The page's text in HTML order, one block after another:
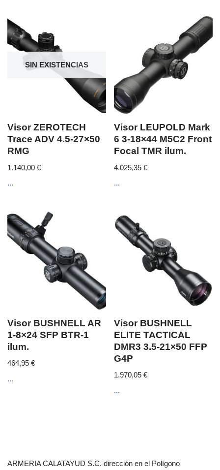
SIN EXISTENCIAS
Visor ZEROTECH
Trace ADV 4.5-27×50
RMG
1.140,00 €
...
Visor LEUPOLD Mark
6 3-18×44 M5C2 Front
Focal TMR ilum.
4.025,35€
...
Visor BUSHNELL AR
1-8×24 SFP BTR-1
ilum.
464,95 €
...
Visor BUSHNELL
ELITE TACTICAL
DMR3 3.5-21×50 FFP
G4P
1.970,05€
...
ARMERIA CALATAYUD S.C. dirección en el Polígono